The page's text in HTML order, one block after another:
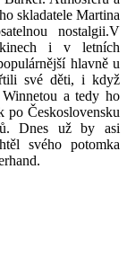
skladatele Martina
nostalgii.V
i v letních
hlavně u
své děti, i když
a tedy ho
po Československu
Dnes už by asi
svého potomka